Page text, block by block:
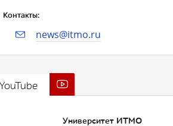
Контакты:
news@itmo.ru
Университет ИТМО